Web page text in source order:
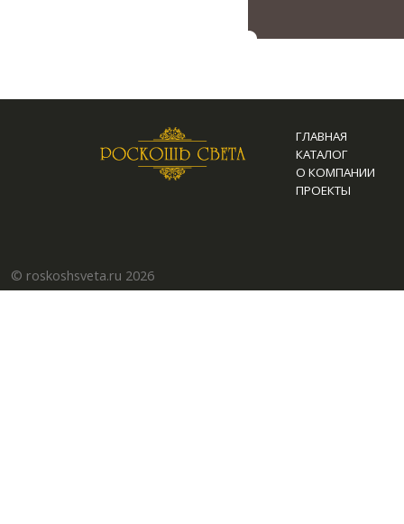
ГЛАВНАЯ
КАТАЛОГ
О КОМПАНИИ
ПРОЕКТЫ
© roskoshsveta.ru 2026